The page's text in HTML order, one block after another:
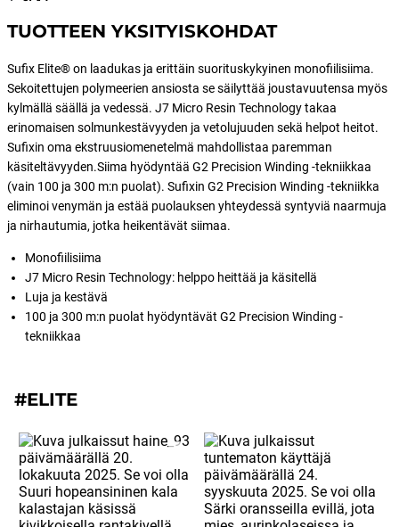
TUOTTEEN YKSITYISKOHDAT
Sufix Elite® on laadukas ja erittäin suorituskykyinen monofiilisiima.
Sekoitettujen polymeerien ansiosta se säilyttää joustavuutensa myös
kylmällä säällä ja vedessä. J7 Micro Resin Technology takaa
erinomaisen solmunkestävyyden ja vetolujuuden sekä helpot heitot.
Sufixin oma ekstruusiomenetelmä mahdollistaa paremman
käsiteltävyyden.Siima hyödyntää G2 Precision Winding -tekniikkaa
(vain 100 ja 300 m:n puolat). Sufixin G2 Precision Winding -tekniikka
eliminoi venymän ja estää puolauksen yhteydessä syntyviä naarmuja
ja nirhautumia, jotka heikentävät siimaa.
Monofiilisiima
J7 Micro Resin Technology: helppo heittää ja käsitellä
Luja ja kestävä
100 ja 300 m:n puolat hyödyntävät G2 Precision Winding -
tekniikkaa
#ELITE